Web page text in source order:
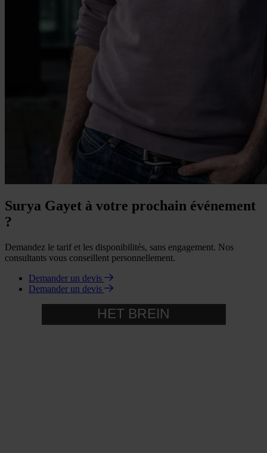
Surya Gayet à votre prochain événement
?
Demandez le tarif et les disponibilités, sans engagement. Nos
consultants vous conseillent personnellement.
Demander un devis
Demander un devis